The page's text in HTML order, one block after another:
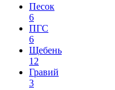
Песок
6
ПГС
6
Щебень
12
Гравий
3